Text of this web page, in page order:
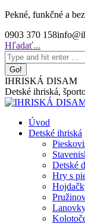
Skip
content
Pekné, funkčné a
0903 370 158
Search:
Hľadať...
IHRISKÁ DISAM
Detské ihriská,
Úvod
Detské ihriská
Detské
Hry s